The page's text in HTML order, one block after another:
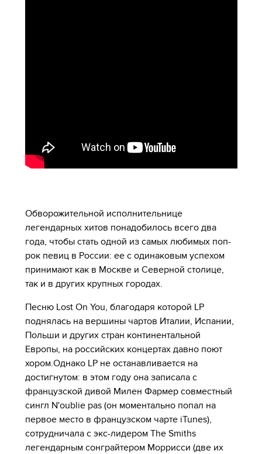
Обворожительной исполнительнице
легендарных хитов понадобилось всего два
года, чтобы стать одной из самых любимых поп-
рок певиц в России: ее с одинаковым успехом
принимают как в Москве и Северной столице,
так и в других крупных городах.
Песню Lost On You, благодаря которой LP
поднялась на вершины чартов Италии, Испании,
Польши и других стран континентальной
Европы, на российских концертах давно поют
хором.Однако LP не останавливается на
достигнутом: в этом году она записала с
французской дивой Милен Фармер совместный
сингл N'oublie pas (он моментально попал на
первое место в французском чарте iTunes),
сотрудничала с экс-лидером The Smiths
легендарным сонграйтером Моррисси (две их